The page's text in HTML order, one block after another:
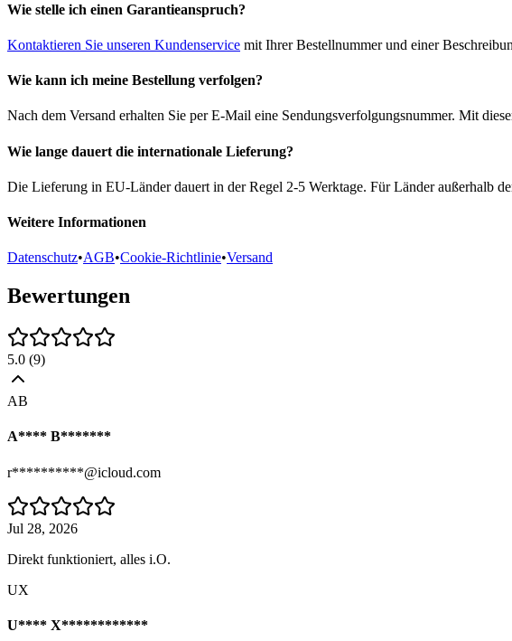
Wie stelle ich einen Garantieanspruch?
Kontaktieren Sie unseren Kundenservice mit Ihrer Bestellnummer und einer
Wie kann ich meine Bestellung verfolgen?
Nach dem Versand erhalten Sie per E-Mail eine Sendungsverfolgungsnummer. Mit
Wie lange dauert die internationale Lieferung?
Die Lieferung in EU-Länder dauert in der Regel 2-5 Werktage. Für Länder außerhalb
Weitere Informationen
Datenschutz•AGB•Cookie-Richtlinie•Versand
Bewertungen
5.0 (9)
AB
A**** B*******
r**********@icloud.com
Jul 28, 2026
Direkt funktioniert, alles i.O.
UX
U**** X************